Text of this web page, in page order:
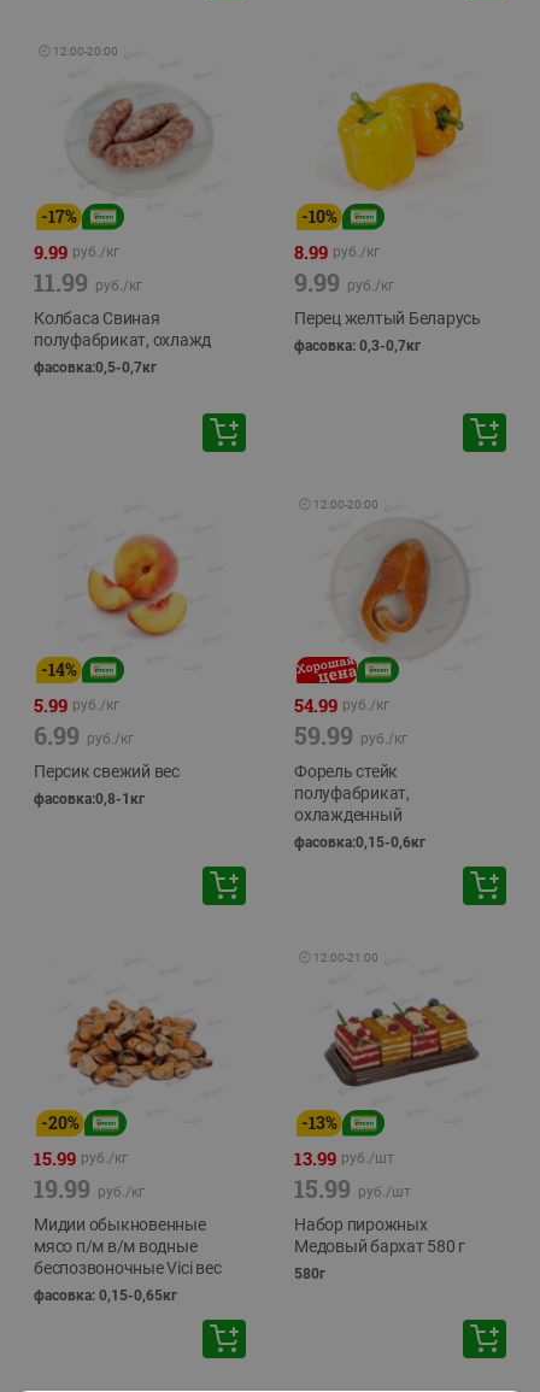
🕘 12:00-20:00
-17%
9.99 руб./кг
11.99 руб./кг
Колбаса Свиная
полуфабрикат, охлажд
фасовка:0,5-0,7кг
-10%
8.99 руб./кг
9.99 руб./кг
Перец желтый Беларусь
фасовка: 0,3-0,7кг
-14%
5.99 руб./кг
6.99 руб./кг
Персик свежий вес
фасовка:0,8-1кг
🕘 12:00-20:00
54.99 руб./кг
59.99 руб./кг
Форель стейк
полуфабрикат,
охлажденный
фасовка:0,15-0,6кг
-20%
15.99 руб./кг
19.99 руб./кг
Мидии обыкновенные
мясо п/м в/м водные
беспозвоночные Vici вес
фасовка: 0,15-0,65кг
🕘 12:00-21:00
-13%
13.99 руб./шт
15.99 руб./шт
Набор пирожных
Медовый бархат 580 г
580г